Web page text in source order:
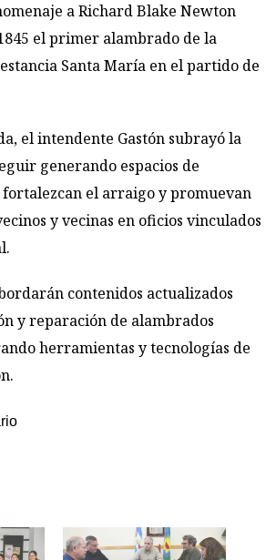
a Richard Blake Newton
el primer alambrado de la
Santa María en el partido de
el intendente Gastón subrayó la
generando espacios de
fortalezcan el arraigo y promuevan
y vecinas en oficios vinculados
contenidos actualizados
y reparación de alambrados
herramientas y tecnologías de